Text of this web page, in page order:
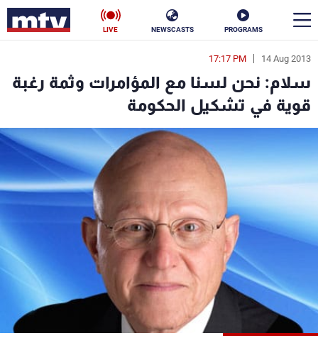
PROGRAMS
NEWSCASTS
LIVE
14 Aug 2013
17:17 PM
سلام: نحن لسنا مع المؤامرات وثمة رغبة
قوية في تشكيل الحكومة
en
الأخبار
سياسة ناس
إقتصاد فن
كأس العالم
البرامج
جدول البرامج
شاهد البرامج